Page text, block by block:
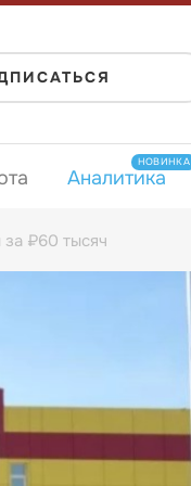
Аналитика
НОВИНКА
₽60 тысяч